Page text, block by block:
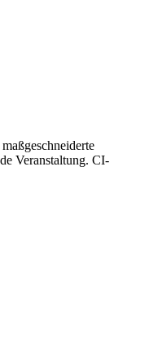
Veranstaltung. CI-